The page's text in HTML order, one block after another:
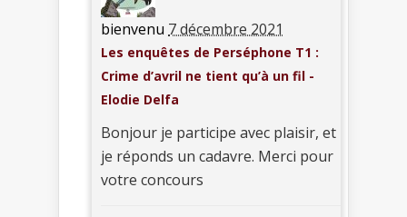
bienvenu 7 décembre 2021
Les enquêtes de Perséphone T1 :
Crime d’avril ne tient qu’à un fil -
Elodie Delfa
Bonjour je participe avec plaisir, et
je réponds un cadavre. Merci pour
votre concours